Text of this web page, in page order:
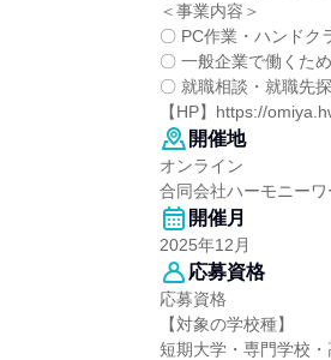
＜事業内容＞
〇 PC作業・ハンドク
〇 一般企業で働くた
〇 就職相談・就職先
【HP】https://
開催地
オンライン
合同会社ハーモニーワ
開催月
2025年12月
応募資格
応募資格
【対象の学校種】
短期大学・専門学校